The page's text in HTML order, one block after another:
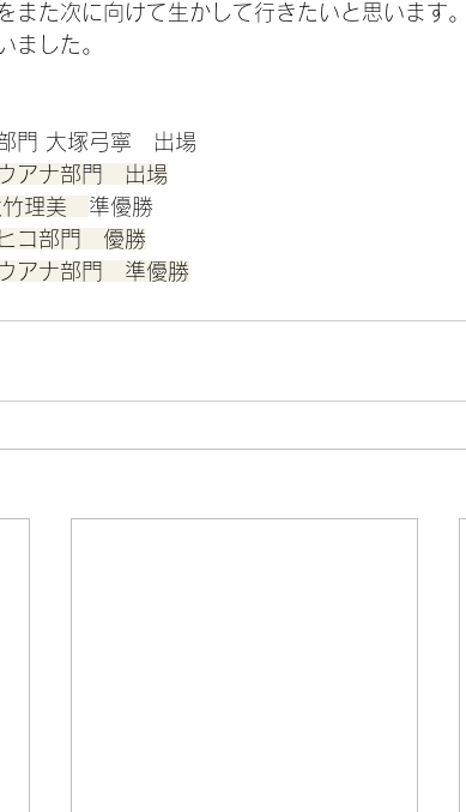
また次に向けて生かして行きたいと思います。
ました。
門 大塚弓寧　出場
アナ部門　出場
竹理美 準優勝
コ部門　優勝
アナ部門　準優勝